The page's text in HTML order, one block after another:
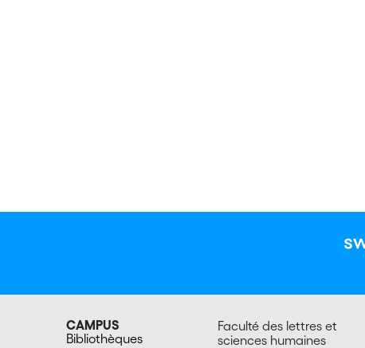
CAMPUS
Bibliothèques
Faculté des lettres et
sciences humaines